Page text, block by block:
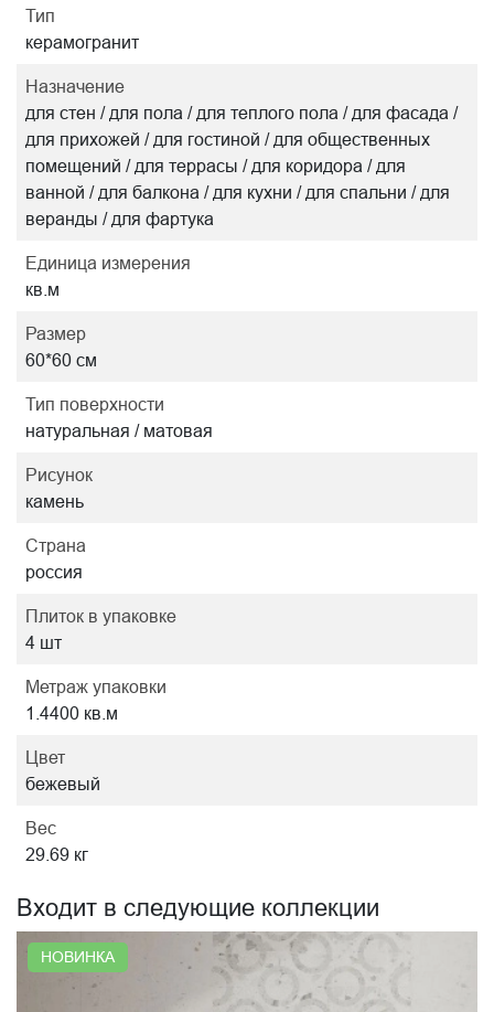
Тип
керамогранит
Назначение
для стен / для пола / для теплого пола / для фасада /
для прихожей / для гостиной / для общественных
помещений / для террасы / для коридора / для
ванной / для балкона / для кухни / для спальни / для
веранды / для фартука
Единица измерения
кв.м
Размер
60*60 см
Тип поверхности
натуральная / матовая
Рисунок
камень
Страна
россия
Плиток в упаковке
4 шт
Метраж упаковки
1.4400 кв.м
Цвет
бежевый
Вес
29.69 кг
Входит в следующие коллекции
НОВИНКА